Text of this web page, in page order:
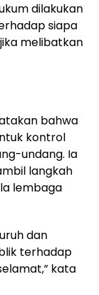
dilakukan
siapa
melibatkan
bahwa
kontrol
undang. Ia
langkah
lembaga
dan
terhadap
kata